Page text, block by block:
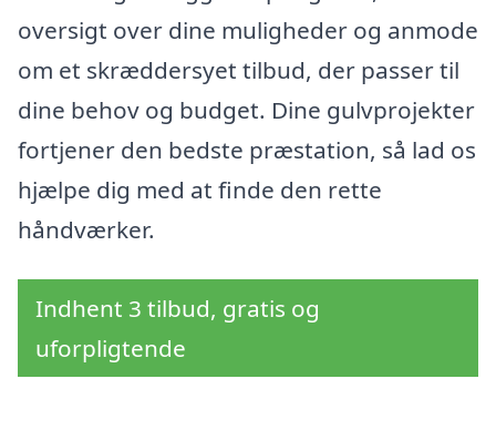
oversigt over dine muligheder og anmode
om et skræddersyet tilbud, der passer til
dine behov og budget. Dine gulvprojekter
fortjener den bedste præstation, så lad os
hjælpe dig med at finde den rette
håndværker.
Indhent 3 tilbud, gratis og
uforpligtende